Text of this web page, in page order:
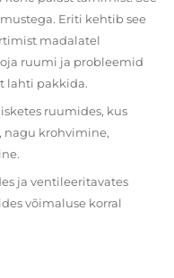
Eriti kehtib see
madalatel
ruumi ja probleemid
lahti pakkida.
ruumides, kus
nagu krohvimine,
ja ventileeritavates
võimaluse korral